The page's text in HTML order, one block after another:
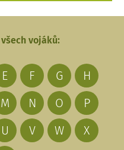
vojáků:
E F G
H
M N O
P
U V W
X